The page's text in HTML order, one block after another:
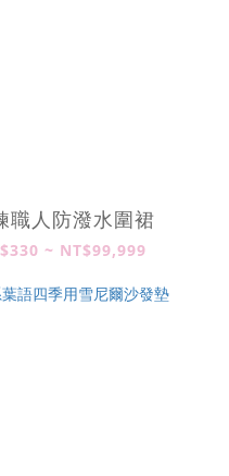
職人防潑水圍裙
~ NT$99,999